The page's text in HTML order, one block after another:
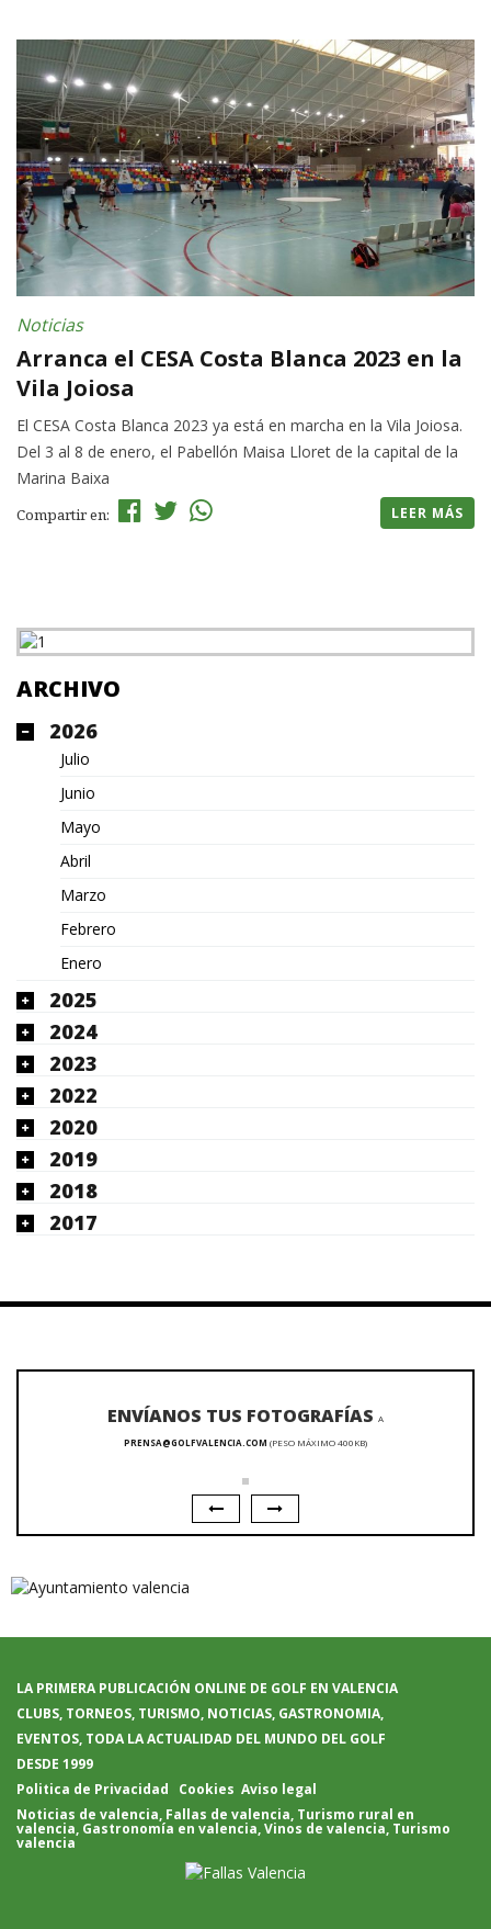
Noticias
Arranca el CESA Costa Blanca 2023 en la
Vila Joiosa
El CESA Costa Blanca 2023 ya está en marcha en la Vila Joiosa.
Del 3 al 8 de enero, el Pabellón Maisa Lloret de la capital de la
Marina Baixa
Compartir en: LEER MÁS
ARCHIVO
2026
Julio
Junio
Mayo
Abril
Marzo
Febrero
Enero
2025
2024
2023
2022
2020
2019
2018
2017
ENVÍANOS TUS FOTOGRAFÍAS A
PRENSA@GOLFVALENCIA.COM (PESO MÁXIMO 400KB)
LA PRIMERA PUBLICACIÓN ONLINE DE GOLF EN VALENCIA
CLUBS, TORNEOS, TURISMO, NOTICIAS, GASTRONOMIA,
EVENTOS, TODA LA ACTUALIDAD DEL MUNDO DEL GOLF
DESDE 1999
Politica de Privacidad
Cookies Aviso legal
Noticias de valencia, Fallas de valencia, Turismo rural en
valencia, Gastronomía en valencia,Vinos de valencia, Turismo
valencia